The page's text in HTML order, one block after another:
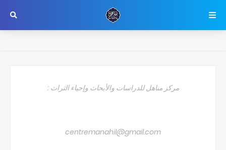
مركز مناهل للدراسات والأبحاث وإحياء التراث :
centremanahil@gmail.com